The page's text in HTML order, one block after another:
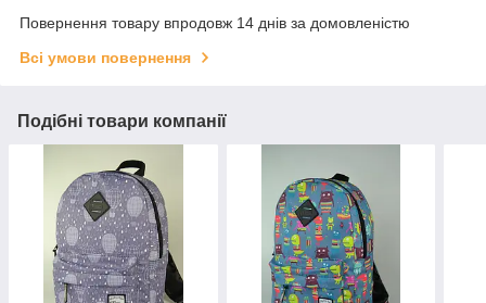
Повернення товару впродовж 14 днів за домовленістю
Всі умови повернення
Подібні товари компанії